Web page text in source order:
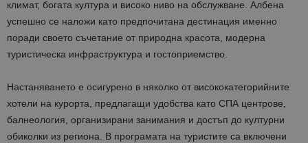
климат, богата култура и високо ниво на обслужване. Албена
успешно се наложи като предпочитана дестинация именно
поради своето съчетание от природна красота, модерна
туристическа инфраструктура и гостоприемство.
Настаняването е осигурено в няколко от висококатегорийните
хотели на курорта, предлагащи удобства като СПА центрове,
балнеология, организирани занимания и достъп до културни
обиколки из региона. В програмата на туристите са включени